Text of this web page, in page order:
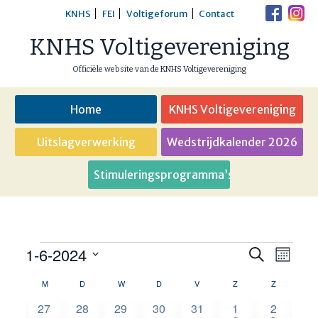
content
KNHS FEI Voltigeforum Contact
KNHS Voltigevereniging
Officiële website van de KNHS Voltigevereniging
Home KNHS Voltigevereniging
Uitslagverwerking Wedstrijdkalender 2026
Stimuleringsprogramma’s
Evenementen
Zoeken
ZoekenMaand
1-6-2024
een
datum.
Kalender
MMAANDAG
D DINSDAGW WOENSDAG
D DONDERDAG
V VRIJDAGZ ZATERDAG
ZZONDAG
0
27
0
28
0
29
0
30
0
31
2
1
1
2